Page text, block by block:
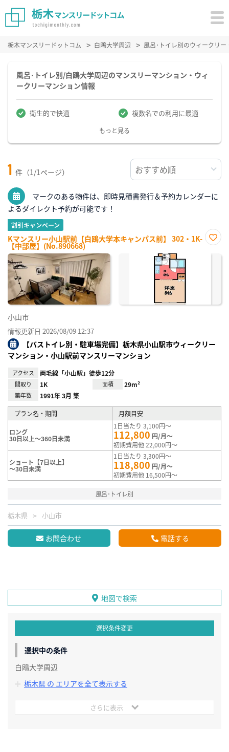
栃木マンスリードットコム 白鴎大学周辺 風呂･トイレ別のウィークリ
風呂･トイレ別/白鴎大学周辺のマンスリーマンション・ウィ
ークリーマンション情報
衛生的で快適 複数名での利用に最適
もっと見る
1 件（1/1ページ）
マークのある物件は、即時見積書発行＆予約カレンダーに
よるダイレクト予約が可能です！
割引キャンペーン
Kマンスリー小山駅前【白鴎大学本キャンパス前】 302・1K-
【中部屋】(No.890668)
に入
小山市
情報更新日 2026/08/09 12:37
【バストイレ別・駐車場完備】栃木県小山駅市ウィークリー
マンション・小山駅前マンスリーマンション
アクセス 両毛線「小山駅」徒歩12分
間取り 1K 面積 29m²
築年数 1991年 3月 築
プラン名・期間 月額目安
ロング
30日以上～360日未満
1日当たり 3,100円～
112,800 円/月～
初期費用他 22,000円～
ショート【7日以上】
～30日未満
1日当たり 3,300円～
118,800 円/月～
初期費用他 16,500円～
風呂･トイレ別
栃木県 小山市
お問合わせ 電話する
地図で検索
選択条件変更
選択中の条件
白鴎大学周辺
栃木県 の エリアを全て表示する
さらに表示